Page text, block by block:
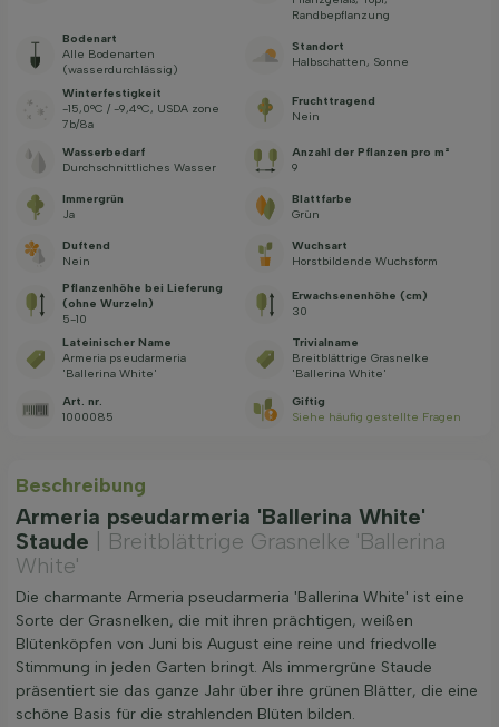
Randbepflanzung
Bodenart
Alle Bodenarten
(wasserdurchlässig)
Standort
Halbschatten, Sonne
Winterfestigkeit
-15,0°C / -9,4°C, USDA zone
7b/8a
Fruchttragend
Nein
Wasserbedarf
Durchschnittliches Wasser
Anzahl der Pflanzen pro m²
9
Immergrün
Ja
Blattfarbe
Grün
Duftend
Nein
Wuchsart
Horstbildende Wuchsform
Pflanzenhöhe bei Lieferung
(ohne Wurzeln)
5-10
Erwachsenenhöhe (cm)
30
Lateinischer Name
Armeria pseudarmeria
'Ballerina White'
Trivialname
Breitblättrige Grasnelke
'Ballerina White'
Art. nr.
1000085
Giftig
Siehe häufig gestellte Fragen
Beschreibung
Armeria pseudarmeria 'Ballerina White'
Staude
| Breitblättrige Grasnelke 'Ballerina
White'
Die charmante Armeria pseudarmeria 'Ballerina White' ist eine
Sorte der Grasnelken, die mit ihren prächtigen, weißen
Blütenköpfen von Juni bis August eine reine und friedvolle
Stimmung in jeden Garten bringt. Als immergrüne Staude
präsentiert sie das ganze Jahr über ihre grünen Blätter, die eine
schöne Basis für die strahlenden Blüten bilden.